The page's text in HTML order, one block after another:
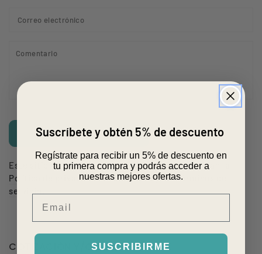
ENVIAR MENSAJE
Este sitio está protegido por hCaptcha y se aplican
Política de privacidad de hCaptchay losTérminos del
servicio.
COTIZACIÓN Y/O SOPORTE
Suscríbete y obtén 5% de descuento
Regístrate para recibir un 5% de descuento en
tu primera compra y podrás acceder a
nuestras mejores ofertas.
SUSCRIBIRME